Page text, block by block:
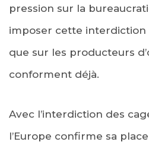
pression sur la
imposer cette interdiction
que sur les producteurs
conforment déjà.
Avec l’interdiction des
l’Europe confirme sa